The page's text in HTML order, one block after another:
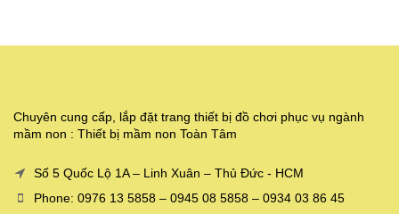
Chuyên cung cấp, lắp đặt trang thiết bị đồ chơi phục vụ ngành
mầm non : Thiết bị mầm non Toàn Tâm
Số 5 Quốc Lộ 1A – Linh Xuân – Thủ Đức - HCM
Phone: 0976 13 5858 – 0945 08 5858 – 0934 03 86 45